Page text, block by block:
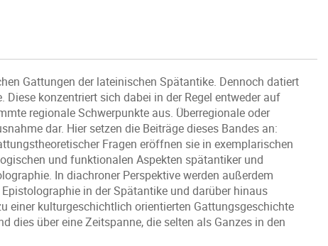
Gattungen der lateinischen Spätantike. Dennoch datiert
konzentriert sich dabei in der Regel entweder auf
regionale Schwerpunkte aus. Überregionale oder
dar. Hier setzen die Beiträge dieses Bandes an:
Fragen eröffnen sie in exemplarischen
und funktionalen Aspekten spätantiker und
In diachroner Perspektive werden außerdem
in der Spätantike und darüber hinaus
einer kulturgeschichtlich orientierten Gattungsgeschichte
dies über eine Zeitspanne, die selten als Ganzes in den